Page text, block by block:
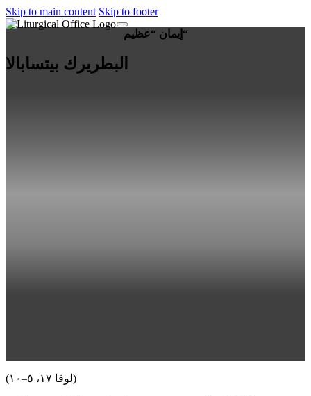
Skip to main content Skip to footer
إيمان “عظيم“
البطريرك بيتسابالا
(لوقا ١٧، ٥–١٠)